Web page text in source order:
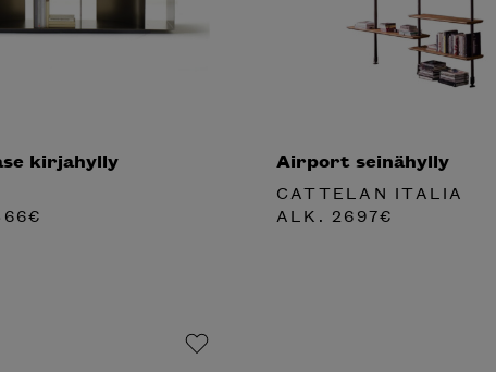
kirjahylly
€
Airport seinähylly
CATTELAN ITALIA
ALK. 2697€